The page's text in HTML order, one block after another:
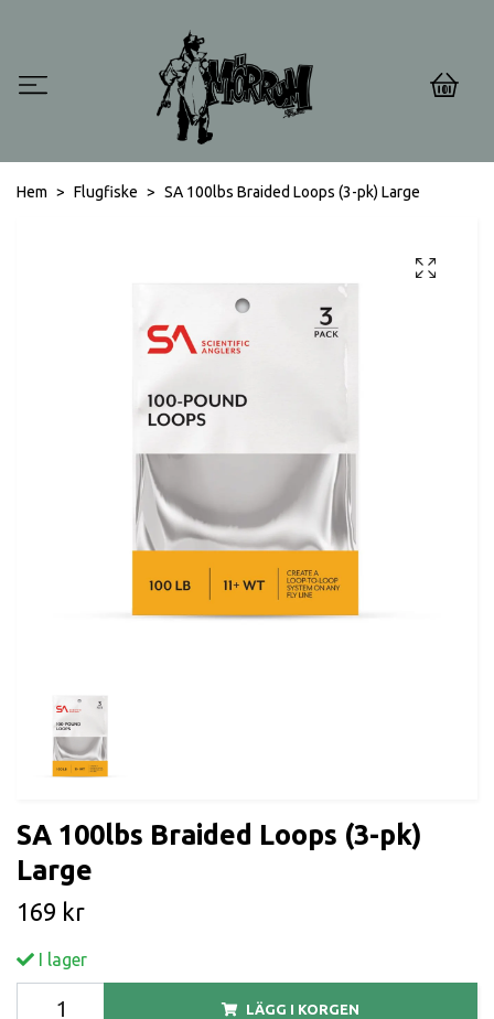
0
Hem Flugfiske SA 100lbs Braided Loops (3-pk) Large
SA 100lbs Braided Loops (3-pk)
Large
169 kr
I lager
LÄGG I KORGEN